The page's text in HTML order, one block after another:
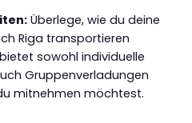
Überlege, wie du deine
Riga transportieren
sowohl individuelle
Gruppenverladungen
mitnehmen möchtest.